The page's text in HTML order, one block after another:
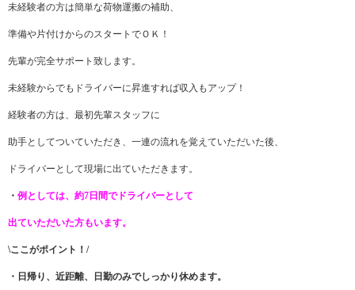
未経験者の方は簡単な荷物運搬の補助、
準備や片付けからのスタートでＯＫ！
先輩が完全サポート致します。
未経験からでもドライバーに昇進すれば収入もアップ！
経験者の方は、最初先輩スタッフに
助手としてついていただき、一連の流れを覚えていただいた後、
ドライバーとして現場に出ていただきます。
・ 例としては、約7日間でドライバーとして
出ていただいた方もいます。
\ここがポイント！ /
・日帰り、近距離、日勤のみでしっかり休めます。